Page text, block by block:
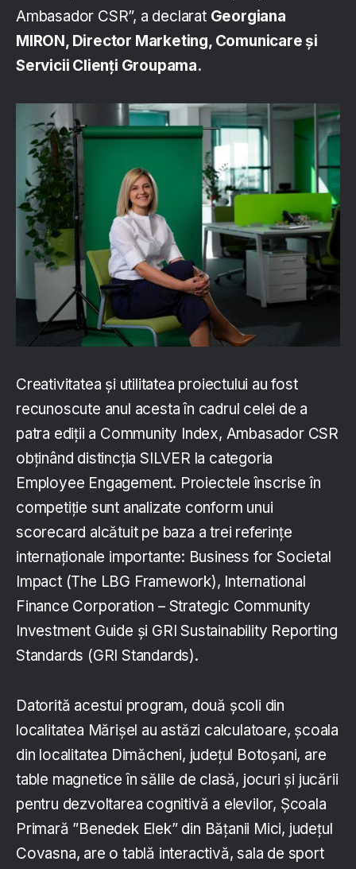
Ambasador CSR”, a declarat Georgiana
MIRON, Director Marketing, Comunicare și
Servicii Clienți Groupama.
Creativitatea și utilitatea proiectului au fost
recunoscute anul acesta în cadrul celei de a
patra ediții a Community Index, Ambasador CSR
obținând distincția SILVER la categoria
Employee Engagement. Proiectele înscrise în
competiție sunt analizate conform unui
scorecard alcătuit pe baza a trei referințe
internaționale importante: Business for Societal
Impact (The LBG Framework), International
Finance Corporation – Strategic Community
Investment Guide și GRI Sustainability Reporting
Standards (GRI Standards).
Datorită acestui program, două școli din
localitatea Mărișel au astăzi calculatoare, școala
din localitatea Dimăcheni, județul Botoșani, are
table magnetice în sălile de clasă, jocuri și jucării
pentru dezvoltarea cognitivă a elevilor, Școala
Primară ”Benedek Elek” din Bățanii Mici, județul
Covasna, are o tablă interactivă, sala de sport